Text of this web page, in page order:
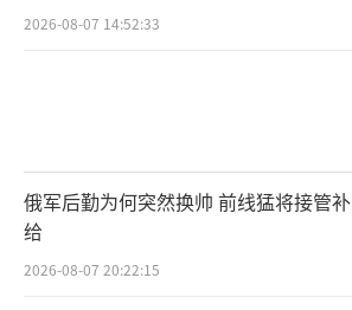
2026-08-07 14:52:33
俄军后勤为何突然换帅 前线猛将接管补
给
2026-08-07 20:22:15